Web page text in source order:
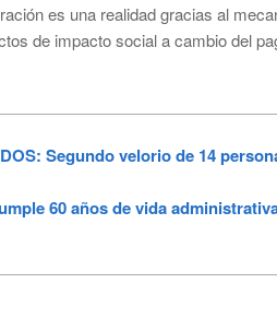
es una realidad gracias al
de impacto social a cambio del
Segundo velorio de 14
60 años de vida